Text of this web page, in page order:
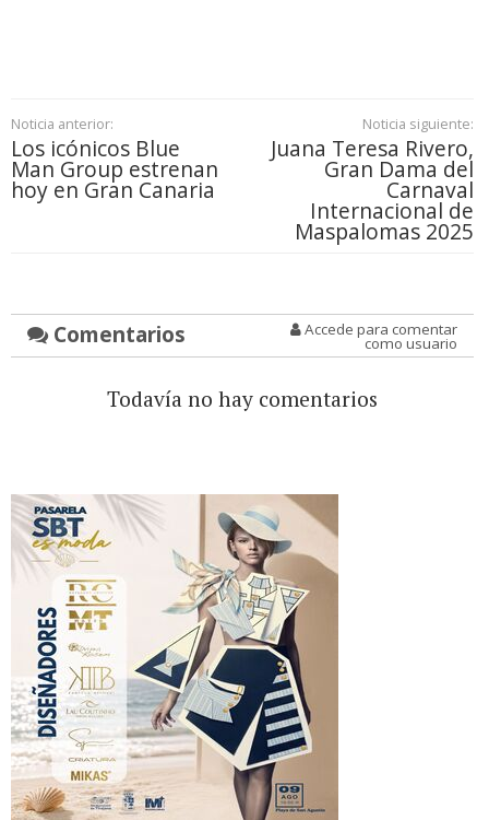
Noticia anterior:
Los icónicos Blue
Man Group estrenan
hoy en Gran Canaria
Noticia siguiente:
Juana Teresa Rivero,
Gran Dama del
Carnaval
Internacional de
Maspalomas 2025
Comentarios Accede para comentar
como usuario
Todavía no hay comentarios